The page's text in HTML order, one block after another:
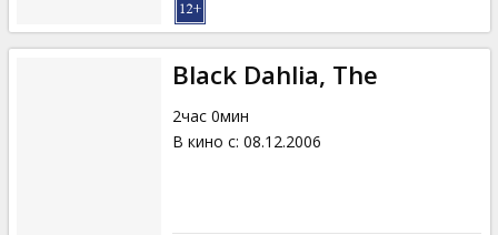
Black Dahlia, The
2час 0мин
В кино с: 08.12.2006